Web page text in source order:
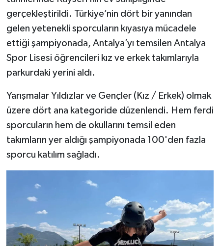
gerçekleştirildi. Türkiye’nin dört bir yanından
gelen yetenekli sporcuların kıyasıya mücadele
ettiği şampiyonada, Antalya’yı temsilen Antalya
Spor Lisesi öğrencileri kız ve erkek takımlarıyla
parkurdaki yerini aldı.
Yarışmalar Yıldızlar ve Gençler (Kız / Erkek) olmak
üzere dört ana kategoride düzenlendi. Hem ferdi
sporcuların hem de okullarını temsil eden
takımların yer aldığı şampiyonada 100'den fazla
sporcu katılım sağladı.